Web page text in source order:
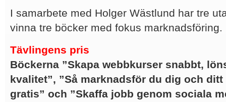
I samarbete med Holger Wästlund har tre
vinna tre böcker med fokus marknadsföring.
Tävlingens pris
Böckerna ”Skapa webbkurser snabbt,
kvalitet”, ”Så marknadsför du dig och
gratis” och ”Skaffa jobb genom sociala